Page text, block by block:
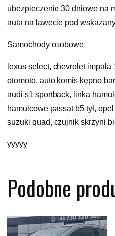
ubezpieczenie 30 dniowe na
auta na lawecie pod
Samochody osobowe
lexus select, chevrolet
otomoto, auto komis kępno
audi s1 sportback, linka
hamulcowe passat b5 tył,
suzuki quad, czujnik skrzyni
yyyyy
Podobne